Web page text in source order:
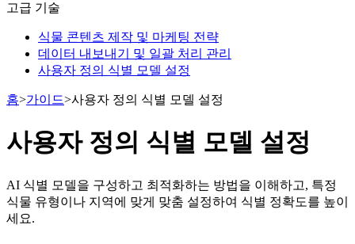
고급 기술
식물 콘텐츠 제작 및 마케팅 전략
데이터 내보내기 및 일괄 처리 관리
사용자 정의 식별 모델 설정
홈>가이드>사용자 정의 식별 모델 설정
사용자 정의 식별 모델 설정
AI 식별 모델을 구성하고 최적화하는 방법을 이해하고, 특정
식물 유형이나 지역에 맞게 맞춤 설정하여 식별 정확도를 높이
세요.